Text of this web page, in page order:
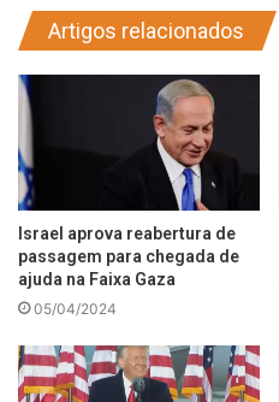
Artigos relacionados
Israel aprova reabertura de
passagem para chegada de
ajuda na Faixa Gaza
05/04/2024